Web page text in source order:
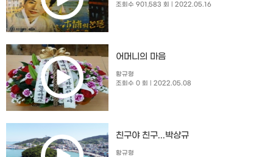
조회수 901,583 회
| 2022.05.16
어머니의 마음
황규형
조회수 0 회
| 2022.05.08
친구야 친구...박상규
황규형